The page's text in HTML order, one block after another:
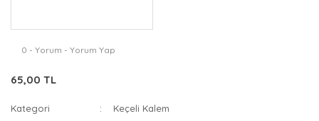
0 - Yorum - Yorum Yap
65,00 TL
Kategori
Keçeli Kalem